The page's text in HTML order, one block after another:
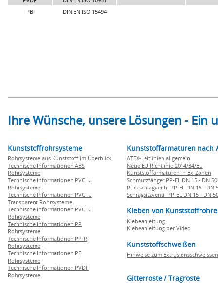
PB
DIN EN ISO 15494
Ihre Wünsche, unsere Lösungen -
Kunststoffrohrsysteme
Rohrsysteme aus Kunststoff im Überblick
Technische Informationen ABS
Rohrsysteme
Technische Informationen PVC U
Rohrsysteme
Technische Informationen PVC U
Transparent Rohrsysteme
Technische Informationen PVC C
Rohrsysteme
Technische Informationen PP
Rohrsysteme
Technische Informationen PP-R
Rohrsysteme
Technische Informationen PE
Rohrsysteme
Technische Informationen PVDF
Rohrsysteme
Kunststoffarmaturen nach
ATEX-Leitlinien allgemein
Neue EU Richtlinie 2014/34/EU
Kunststoffarmaturen in Ex-Zonen
Schmutzfänger PP-EL DN 15 - DN 50
Rückschlagventil PP-EL DN 15 - DN
Schrägsitzventil PP-EL DN 15 - DN 50
Kleben von
Klebeanleitung
Klebeanleitung per Video
Kunststoffschweißen
Hinweise zum Extrusionsschweissen
Gitterroste / Tragroste